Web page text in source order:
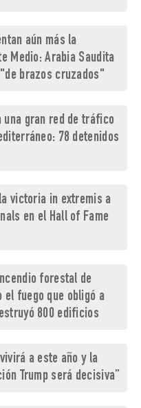
aún más la
Medio: Arabia Saudita
brazos cruzados"
una gran red de tráfico
78 detenidos
victoria in extremis a
en el Hall of Fame
forestal de
el fuego que obligó a
800 edificios
a este año y la
Trump será decisiva”